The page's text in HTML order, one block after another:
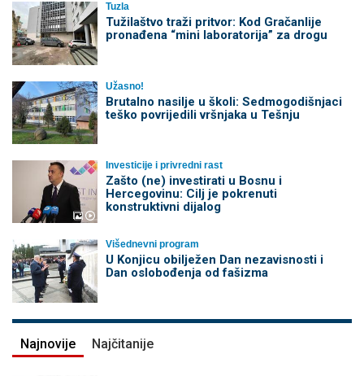
Tuzla
Tužilaštvo traži pritvor: Kod Gračanlije
pronađena “mini laboratorija” za drogu
Užasno!
Brutalno nasilje u školi: Sedmogodišnjaci
teško povrijedili vršnjaka u Tešnju
Investicije i privredni rast
Zašto (ne) investirati u Bosnu i
Hercegovinu: Cilj je pokrenuti
konstruktivni dijalog
Višednevni program
U Konjicu obilježen Dan nezavisnosti i
Dan oslobođenja od fašizma
Najnovije Najčitanije